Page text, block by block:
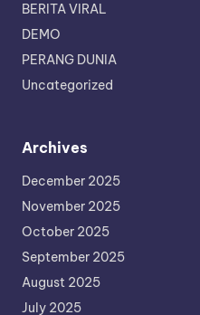
BERITA VIRAL
DEMO
PERANG DUNIA
Uncategorized
Archives
December 2025
November 2025
October 2025
September 2025
August 2025
July 2025